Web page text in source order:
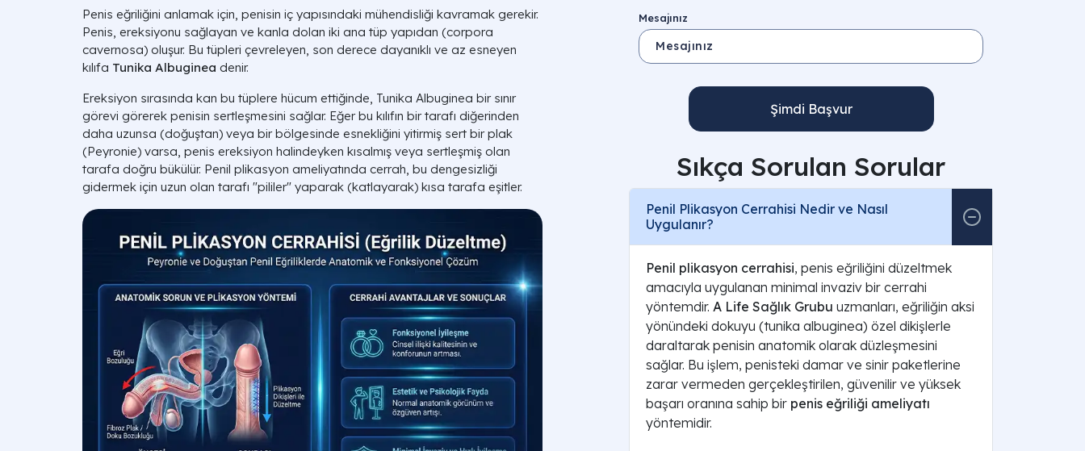
Penis eğriliğini anlamak için, penisin iç yapısındaki mühendisliği kavramak gerekir.
Penis, ereksiyonu sağlayan ve kanla dolan iki ana tüp yapıdan (corpora
cavernosa) oluşur. Bu tüpleri çevreleyen, son derece dayanıklı ve az esneyen
kılıfa Tunika Albuginea denir.
Ereksiyon sırasında kan bu tüplere hücum ettiğinde, Tunika Albuginea bir sınır
görevi görerek penisin sertleşmesini sağlar. Eğer bu kılıfın bir tarafı diğerinden
daha uzunsa (doğuştan) veya bir bölgesinde esnekliğini yitirmiş sert bir plak
(Peyronie) varsa, penis ereksiyon halindeyken kısalmış veya sertleşmiş olan
tarafa doğru bükülür. Penil plikasyon ameliyatında cerrah, bu dengesizliği
gidermek için uzun olan tarafı "pililer" yaparak (katlayarak) kısa tarafa eşitler.
Mesajınız
Şimdi Başvur
Sıkça Sorulan Sorular
Penil Plikasyon Cerrahisi Nedir ve Nasıl
Uygulanır?
Penil plikasyon cerrahisi, penis eğriliğini düzeltmek
amacıyla uygulanan minimal invaziv bir cerrahi
yöntemdir. A Life Sağlık Grubu uzmanları, eğriliğin aksi
yönündeki dokuyu (tunika albuginea) özel dikişlerle
daraltarak penisin anatomik olarak düzleşmesini
sağlar. Bu işlem, penisteki damar ve sinir paketlerine
zarar vermeden gerçekleştirilen, güvenilir ve yüksek
başarı oranına sahip bir penis eğriliği ameliyatı
yöntemidir.